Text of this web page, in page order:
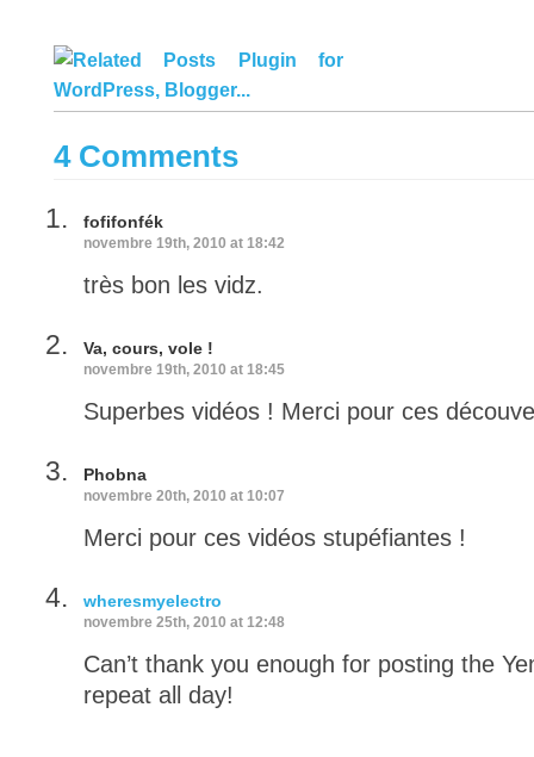
4 Comments
fofifonfék
novembre 19th, 2010 at 18:42
très bon les vidz.
Va, cours, vole !
novembre 19th, 2010 at 18:45
Superbes vidéos ! Merci pour ces
Phobna
novembre 20th, 2010 at 10:07
Merci pour ces vidéos stupéfiantes !
wheresmyelectro
novembre 25th, 2010 at 12:48
Can’t thank you enough for posting the
repeat all day!